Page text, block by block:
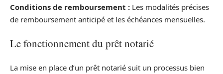
Conditions de remboursement : Les modalités précises
de remboursement anticipé et les échéances mensuelles.
Le fonctionnement du prêt notarié
La mise en place d’un prêt notarié suit un processus bien